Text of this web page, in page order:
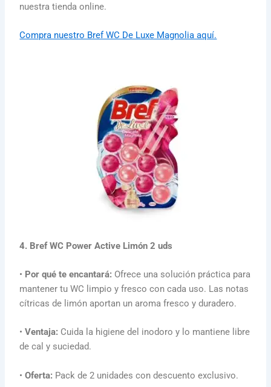
nuestra tienda online.
Compra nuestro Bref WC De Luxe Magnolia aquí.
4. Bref WC Power Active Limón 2 uds
• Por qué te encantará: Ofrece una solución práctica para
mantener tu WC limpio y fresco con cada uso. Las notas
cítricas de limón aportan un aroma fresco y duradero.
•Ventaja: Cuida la higiene del inodoro y lo mantiene libre
de cal y suciedad.
•Oferta: Pack de 2 unidades con descuento exclusivo.